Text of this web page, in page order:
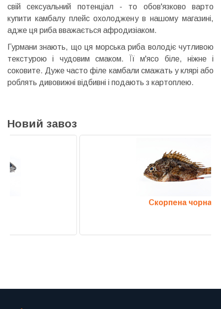
свій сексуальний потенціал - то обов'язково варто
купити камбалу плейс охолоджену в нашому магазині,
адже ця риба вважається афродизіаком.
Гурмани знають, що ця морська риба володіє чутливою
текстурою і чудовим смаком. Її м'ясо біле, ніжне і
соковите. Дуже часто філе камбали смажать у клярі або
роблять дивовижні відбивні і подають з картоплею.
Новий завоз
Скорпена чорна